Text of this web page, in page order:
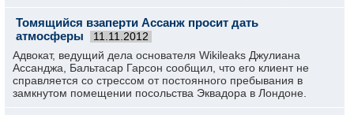
Томящийся взаперти Ассанж просит дать
атмосферы
11.11.2012
Адвокат, ведущий дела основателя Wikileaks Джулиана
Ассанджа, Бальтасар Гарсон сообщил, что его клиент не
справляется со стрессом от постоянного пребывания в
замкнутом помещении посольства Эквадора в Лондоне.